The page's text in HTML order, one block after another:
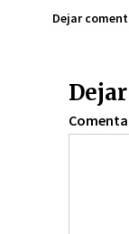
Dejar